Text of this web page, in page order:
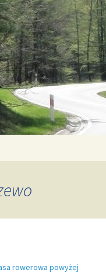
rowerowa powyżej